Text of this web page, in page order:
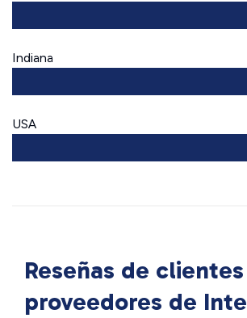
Indiana
USA
Reseñas de
proveedores de